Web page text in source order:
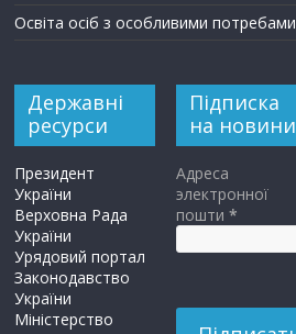
Освіта осіб з особливими потребами
Державні
ресурси
Президент
України
Верховна Рада
України
Урядовий портал
Законодавство
України
Міністерство
Підписка
на новини
Адреса
электронної
пошти*